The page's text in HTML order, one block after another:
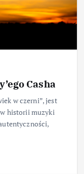
Casha
w czerni”, jest
historii muzyki